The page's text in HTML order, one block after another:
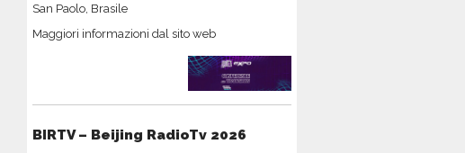
San Paolo, Brasile
Maggiori informazioni dal sito web
BIRTV – Beijing RadioTv 2026